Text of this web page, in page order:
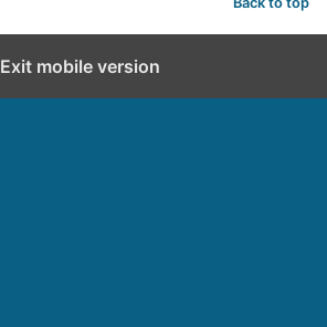
Exit mobile version